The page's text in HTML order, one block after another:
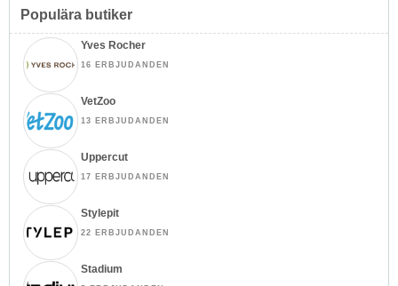
Populära butiker
Yves Rocher
16 ERBJUDANDEN
VetZoo
13 ERBJUDANDEN
Uppercut
17 ERBJUDANDEN
Stylepit
22 ERBJUDANDEN
Stadium